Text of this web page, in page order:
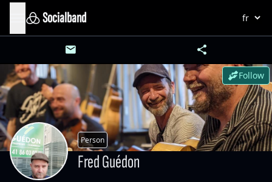
Socialband
Follow
Person
Fred Guédon